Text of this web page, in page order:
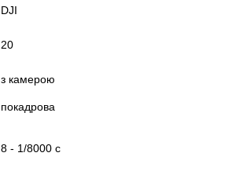
DJI
20
з камерою
покадрова
8 - 1/8000 с